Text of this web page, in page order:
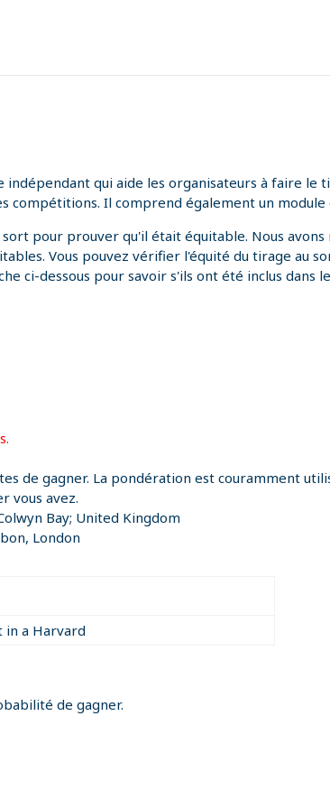
indépendant qui aide les organisateurs à faire le
compétitions. Il comprend également un
pour prouver qu'il était équitable. Nous
Vous pouvez vérifier l'équité du tirage au
ci-dessous pour savoir s'ils ont été inclus dans
de gagner. La pondération est couramment
vous avez.
Bay; United Kingdom
London
in a Harvard
de gagner.